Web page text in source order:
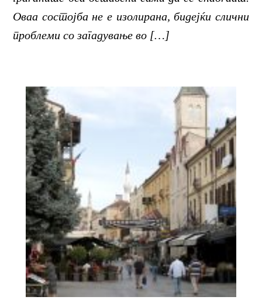
Оваа состојба не е изолирана, бидејќи слични
проблеми со загадување во […]